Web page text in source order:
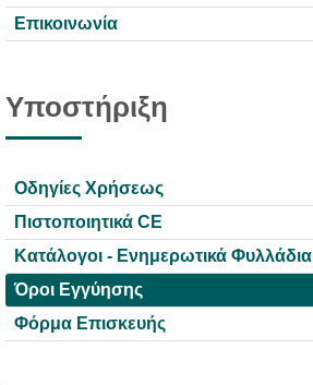
Επικοινωνία
Υποστήριξη
Οδηγίες Χρήσεως
Πιστοποιητικά CE
Κατάλογοι - Ενημερωτικά Φυλλάδια
Όροι Εγγύησης
Φόρμα Επισκευής